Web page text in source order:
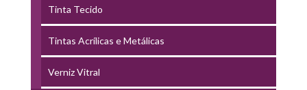
Tinta Tecido
Tintas Acrílicas e Metálicas
Verniz Vitral